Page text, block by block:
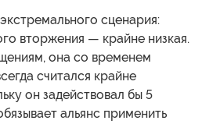
сценария:
вторжения — крайне низкая.
она со временем
считался крайне
он задействовал бы 5
альянс применить